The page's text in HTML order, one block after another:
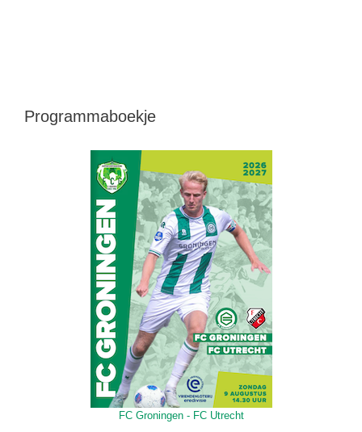
Programmaboekje
FC Groningen - FC Utrecht